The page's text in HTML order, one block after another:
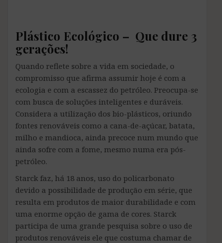
Plástico Ecológico – Que dure 3
gerações!
Quando reflete sobre a vida em sociedade, o
compromisso que afirma assumir hoje é com a
ecologia e com a escassez do petróleo. Preocupa-se
com busca de soluções inteligentes e duráveis.
Considera a utilização dos bio-plásticos, oriundo
fontes renováveis como a cana-de-açúcar, batata,
milho e mandioca, ainda precoce num mundo que
ainda sofre com a fome, mesmo numa era pós-
petróleo.
Starck faz, há 18 anos, uso do policarbonato
devido a possibilidade de produção em série, que
resulta em produtos de maior durabilidade e com
uma enorme opção de gama de cores. Starck
participa de uma grande pesquisa sobre o uso de
produtos renováveis ele que costuma chamar de